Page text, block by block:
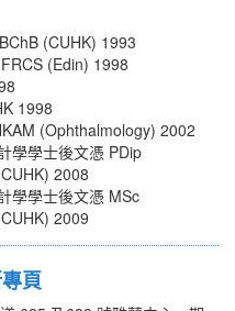
(CUHK) 1993
(Edin) 1998
1998
(Ophthalmology) 2002
學學士後文憑 PDip
2008
學學士後文憑 MSc
2009
頁